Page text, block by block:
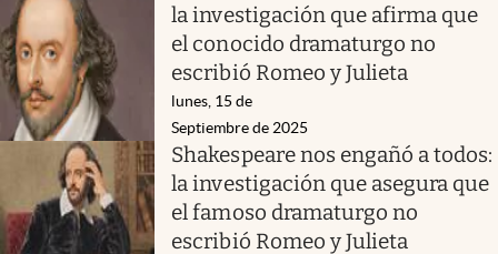
la investigación que afirma que
el conocido dramaturgo no
escribió Romeo y Julieta
lunes, 15 de
Septiembre de 2025
Shakespeare nos engañó a todos:
la investigación que asegura que
el famoso dramaturgo no
escribió Romeo y Julieta